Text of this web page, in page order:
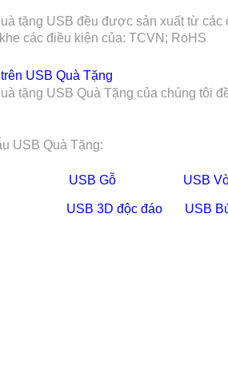
tặng USB đều được sản xuất từ
các điều kiện của: TCVN; RoHS
USB Quà Tặng
tặng USB Quà Tặng của chúng tôi
USB Quà Tặng:
USB Gỗ USB
USB 3D độc đáo USB